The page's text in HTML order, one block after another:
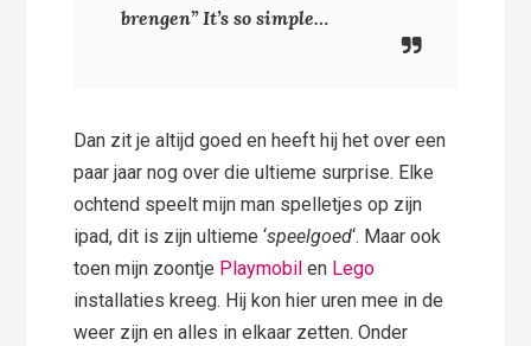
brengen”It’s so simple…
Dan zit je altijd goed en heeft hij het over een
paar jaar nog over die ultieme surprise. Elke
ochtend speelt mijn man spelletjes op zijn
ipad, dit is zijn ultieme ‘speelgoed‘. Maar ook
toen mijn zoontje Playmobilen Lego
installaties kreeg. Hij kon hier uren mee in de
weer zijn en alles in elkaar zetten. Onder